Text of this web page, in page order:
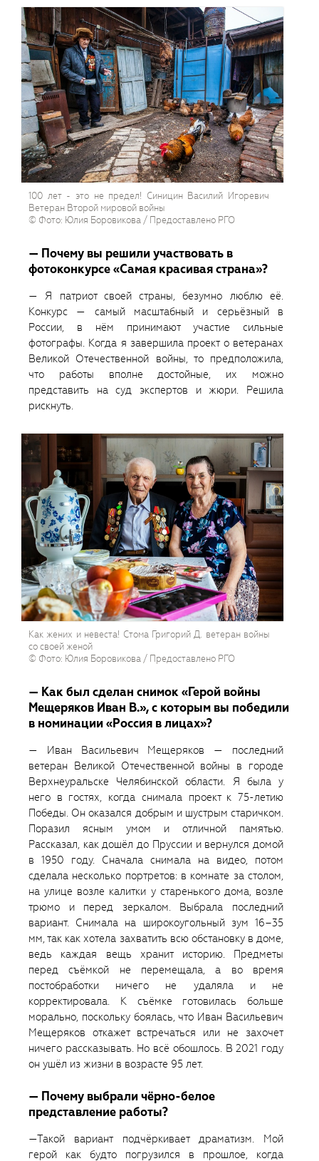
100 лет - это не предел! Синицин Василий Игоревич
Ветеран Второй мировой войны
© Фото: Юлия Боровикова / Предоставлено РГО
— Почему вы решили участвовать в
фотоконкурсе «Самая красивая страна»?
— Я патриот своей страны, безумно люблю её.
Конкурс — самый масштабный и серьёзный в
России, в нём принимают участие сильные
фотографы. Когда я завершила проект о ветеранах
Великой Отечественной войны, то предположила,
что работы вполне достойные, их можно
представить на суд экспертов и жюри. Решила
рискнуть.
Как жених и невеста! Стома Григорий Д. ветеран войны
со своей женой
© Фото: Юлия Боровикова / Предоставлено РГО
— Как был сделан снимок «Герой войны
Мещеряков Иван В.», с которым вы победили
в номинации «Россия в лицах»?
— Иван Васильевич Мещеряков — последний
ветеран Великой Отечественной войны в городе
Верхнеуральске Челябинской области. Я была у
него в гостях, когда снимала проект к 75-летию
Победы. Он оказался добрым и шустрым старичком.
Поразил ясным умом и отличной памятью.
Рассказал, как дошёл до Пруссии и вернулся домой
в 1950 году. Сначала снимала на видео, потом
сделала несколько портретов: в комнате за столом,
на улице возле калитки у старенького дома, возле
трюмо и перед зеркалом. Выбрала последний
вариант. Снимала на широкоугольный зум 16–35
мм, так как хотела захватить всю обстановку в доме,
ведь каждая вещь хранит историю. Предметы
перед съёмкой не перемещала, а во время
постобработки ничего не удаляла и не
корректировала. К съёмке готовилась больше
морально, поскольку боялась, что Иван Васильевич
Мещеряков откажет встречаться или не захочет
ничего рассказывать. Но всё обошлось. В 2021 году
он ушёл из жизни в возрасте 95 лет.
— Почему выбрали чёрно-белое
представление работы?
—Такой вариант подчёркивает драматизм. Мой
герой как будто погрузился в прошлое, когда